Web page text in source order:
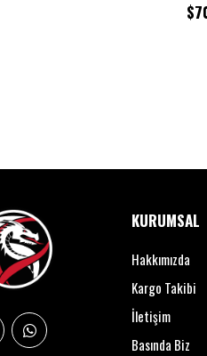
KURUMSAL
Hakkımızda
Kargo Takibi
İletişim
Basında Biz